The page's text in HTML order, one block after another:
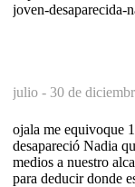
joven-desaparecida-
julio - 30 de
ojala me equivoque
desapareció Nadia
medios a nuestro
para deducir donde